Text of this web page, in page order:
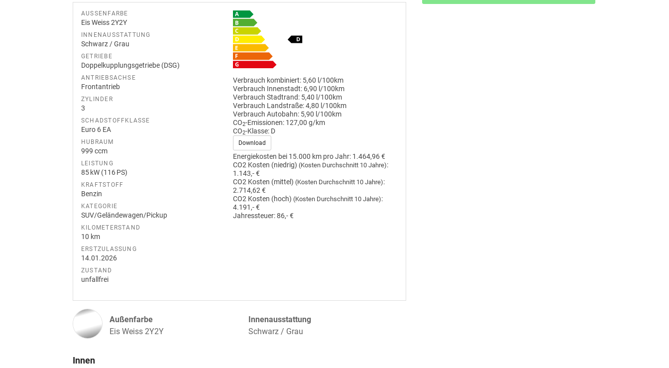
AUSSENFARBE
Eis Weiss 2Y2Y
INNENAUSSTATTUNG
Schwarz / Grau
GETRIEBE
Doppelkupplungsgetriebe (DSG)
ANTRIEBSACHSE
Frontantrieb
ZYLINDER
3
SCHADSTOFFKLASSE
Euro 6 EA
HUBRAUM
999 ccm
LEISTUNG
85 kW (116 PS)
KRAFTSTOFF
Benzin
KATEGORIE
SUV/Geländewagen/Pickup
KILOMETERSTAND
10 km
ERSTZULASSUNG
14.01.2026
ZUSTAND
unfallfrei
Verbrauch kombiniert: 5,60 l/100km
Verbrauch Innenstadt: 6,90 l/100km
Verbrauch Stadtrand: 5,40 l/100km
Verbrauch Landstraße:4,80 l/100km
Verbrauch Autobahn: 5,90 l/100km
CO2-Emissionen: 127,00 g/km
CO2-Klasse: D
Download
Energiekosten bei 15.000 km pro Jahr: 1.464,96 €
CO2 Kosten (niedrig)(Kosten Durchschnitt 10 Jahre):
1.143,- €
CO2 Kosten (mittel)(Kosten Durchschnitt 10 Jahre):
2.714,62 €
CO2 Kosten (hoch)(Kosten Durchschnitt 10 Jahre):
4.191,- €
Jahressteuer:86,- €
Außenfarbe
Eis Weiss 2Y2Y
Innenausstattung
Schwarz / Grau
Innen